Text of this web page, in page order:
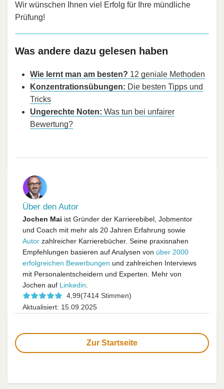
Wir wünschen Ihnen viel Erfolg für Ihre mündliche
Prüfung!
Was andere dazu gelesen haben
Wie lernt man am besten? 12 geniale Methoden
Konzentrationsübungen: Die besten Tipps und
Tricks
Ungerechte Noten: Was tun bei unfairer
Bewertung?
Über den Autor
Jochen Mai ist Gründer der Karrierebibel, Jobmentor
und Coach mit mehr als 20 Jahren Erfahrung sowie
Autor zahlreicher Karrierebücher. Seine praxisnahen
Empfehlungen basieren auf Analysen von über 2000
erfolgreichen Bewerbungen und zahlreichen Interviews
mit Personalentscheidern und Experten. Mehr von
Jochen auf Linkedin.
4,99(7414 Stimmen)
Aktualisiert: 15.09.2025
Zur Startseite